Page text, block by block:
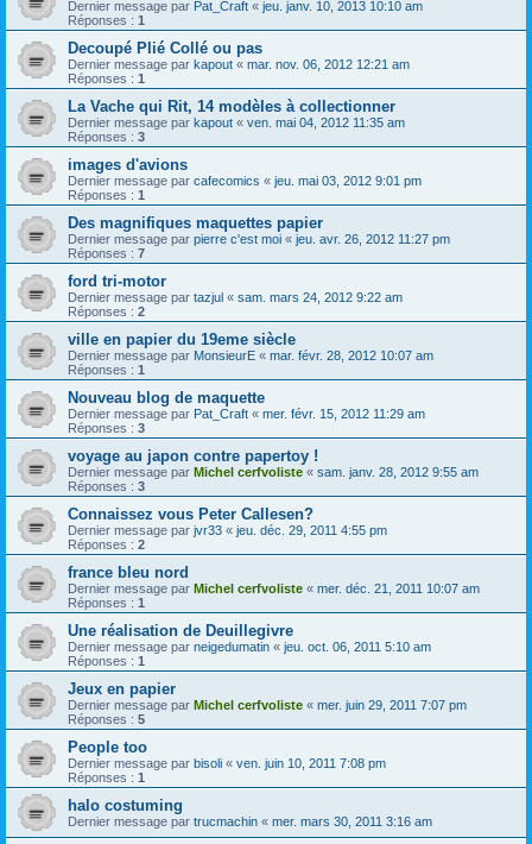
Dernier message par Pat_Craft « jeu. janv. 10, 2013 10:10 am
Réponses : 1
Decoupé Plié Collé ou pas
Dernier message par kapout « mar. nov. 06, 2012 12:21 am
Réponses : 1
La Vache qui Rit, 14 modèles à collectionner
Dernier message par kapout « ven. mai 04, 2012 11:35 am
Réponses : 3
images d'avions
Dernier message par cafecomics « jeu. mai 03, 2012 9:01 pm
Réponses : 1
Des magnifiques maquettes papier
Dernier message par pierre c'est moi « jeu. avr. 26, 2012 11:27 pm
Réponses : 7
ford tri-motor
Dernier message par tazjul « sam. mars 24, 2012 9:22 am
Réponses : 2
ville en papier du 19eme siècle
Dernier message par MonsieurE « mar. févr. 28, 2012 10:07 am
Réponses : 1
Nouveau blog de maquette
Dernier message par Pat_Craft « mer. févr. 15, 2012 11:29 am
Réponses : 3
voyage au japon contre papertoy !
Dernier message par Michel cerfvoliste « sam. janv. 28, 2012 9:55 am
Réponses : 3
Connaissez vous Peter Callesen?
Dernier message par jvr33 « jeu. déc. 29, 2011 4:55 pm
Réponses : 2
france bleu nord
Dernier message par Michel cerfvoliste « mer. déc. 21, 2011 10:07 am
Réponses : 1
Une réalisation de Deuillegivre
Dernier message par neigedumatin « jeu. oct. 06, 2011 5:10 am
Réponses : 1
Jeux en papier
Dernier message par Michel cerfvoliste « mer. juin 29, 2011 7:07 pm
Réponses : 5
People too
Dernier message par bisoli « ven. juin 10, 2011 7:08 pm
Réponses : 1
halo costuming
Dernier message par trucmachin « mer. mars 30, 2011 3:16 am